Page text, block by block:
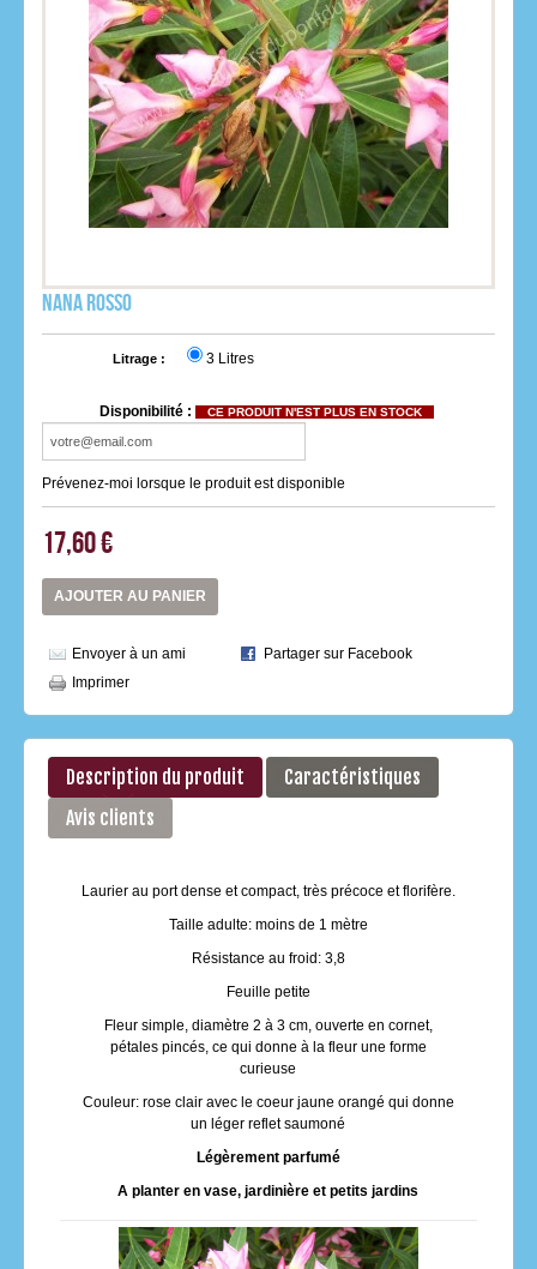
Nana Rosso
Litrage : 3 Litres
Disponibilité : CE PRODUIT N'EST PLUS EN STOCK
Prévenez-moi lorsque le produit est disponible
17,60 €
AJOUTER AU PANIER
Envoyer à un ami
Partager sur Facebook
Imprimer
Description du produit
Caractéristiques
Avis clients
Laurier au port dense et compact, très précoce et florifère.
Taille adulte: moins de 1 mètre
Résistance au froid: 3,8
Feuille petite
Fleur simple, diamètre 2 à 3 cm, ouverte en cornet,
pétales pincés, ce qui donne à la fleur une forme
curieuse
Couleur: rose clair avec le coeur jaune orangé qui donne
un léger reflet saumoné
Légèrement parfumé
A planter en vase, jardinière et petits jardins